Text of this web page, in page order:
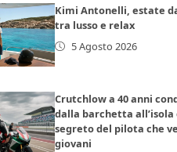
Kimi Antonelli, estate
tra lusso e relax
5 Agosto 2026
Crutchlow a 40 anni
dalla barchetta all’isola
segreto del pilota che
giovani